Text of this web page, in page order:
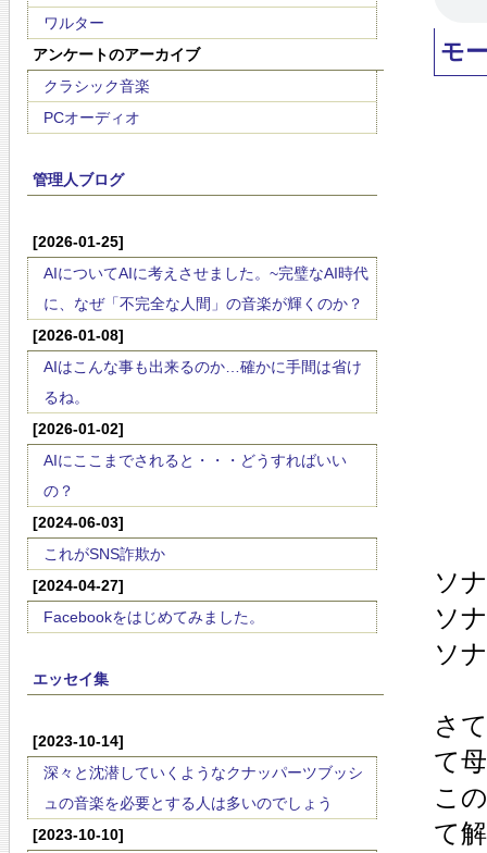
ワルター
アンケートのアーカイブ
クラシック音楽
PCオーディオ
管理人ブログ
[2026-01-25]
AIについてAIに考えさせました。~完璧なAI時代
に、なぜ「不完全な人間」の音楽が輝くのか？
[2026-01-08]
AIはこんな事も出来るのか…確かに手間は省け
るね。
[2026-01-02]
AIにここまでされると・・・どうすればいい
の？
[2024-06-03]
これがSNS詐欺か
[2024-04-27]
Facebookをはじめてみました。
エッセイ集
[2023-10-14]
深々と沈潜していくようなクナッパーツブッシ
ュの音楽を必要とする人は多いのでしょう
[2023-10-10]
モ
ソ
ソ
ソ
さ
て
こ
て